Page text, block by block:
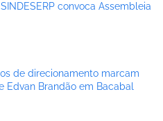
convoca Assembleia
de direcionamento marcam
Edvan Brandão em Bacabal